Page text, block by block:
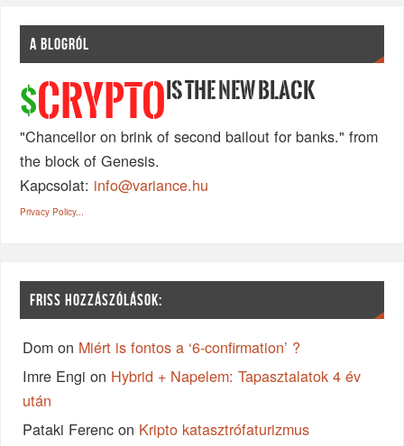
A BLOGRÓL
$CRYPTO IS THE NEW BLACK
"Chancellor on brink of second bailout for banks." from
the block of Genesis.
Kapcsolat: info@variance.hu
Privacy Policy...
FRISS HOZZÁSZÓLÁSOK:
Dom on Miért is fontos a ‘6-confirmation’ ?
Imre Engi on Hybrid + Napelem: Tapasztalatok 4 év
után
Pataki Ferenc on Kripto katasztrófaturizmus